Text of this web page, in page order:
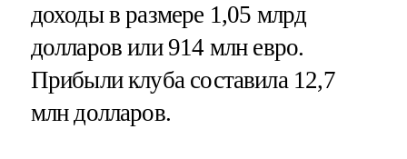
доходы в размере 1,05 млрд
долларов или 914 млн евро.
Прибыли клуба составила 12,7
млн долларов.